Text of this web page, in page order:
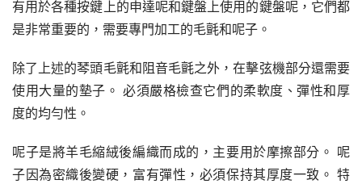
有用於各種按鍵上的申達呢和鍵盤上使用的鍵盤呢，它們都
是非常重要的，需要專門加工的毛氈和呢子。
除了上述的琴頭毛氈和阻音毛氈之外，在擊弦機部分還需要
使用大量的墊子。 必須嚴格檢查它們的柔軟度、彈性和厚
度的均勻性。
呢子是將羊毛縮絨後編織而成的，主要用於摩擦部分。 呢
子因為密織後變硬，富有彈性，必須保持其厚度一致。 特